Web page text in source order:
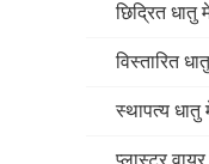
छिद्रित धातु
विस्तारित
स्थापत्य धातु